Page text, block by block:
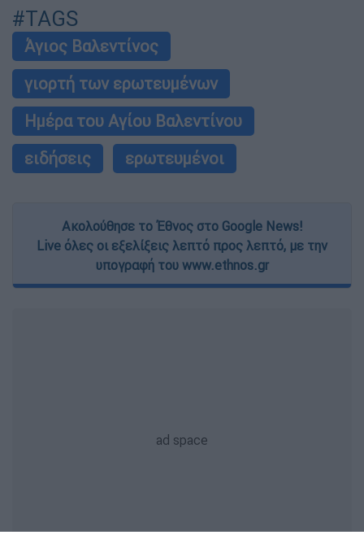
#TAGS
Άγιος Βαλεντίνος
γιορτή των ερωτευμένων
Ημέρα του Αγίου Βαλεντίνου
ειδήσεις
ερωτευμένοι
Ακολούθησε το Έθνος στο Google News!
Live όλες οι εξελίξεις λεπτό προς λεπτό, με την
υπογραφή του www.ethnos.gr